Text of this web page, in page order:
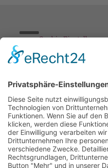
Cookie-Einstellungen